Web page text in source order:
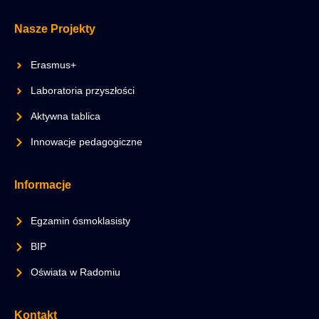
Nasze Projekty
Erasmus+
Laboratoria przyszłości
Aktywna tablica
Innowacje pedagogiczne
Informacje
Egzamin ósmoklasisty
BIP
Oświata w Radomiu
Kontakt